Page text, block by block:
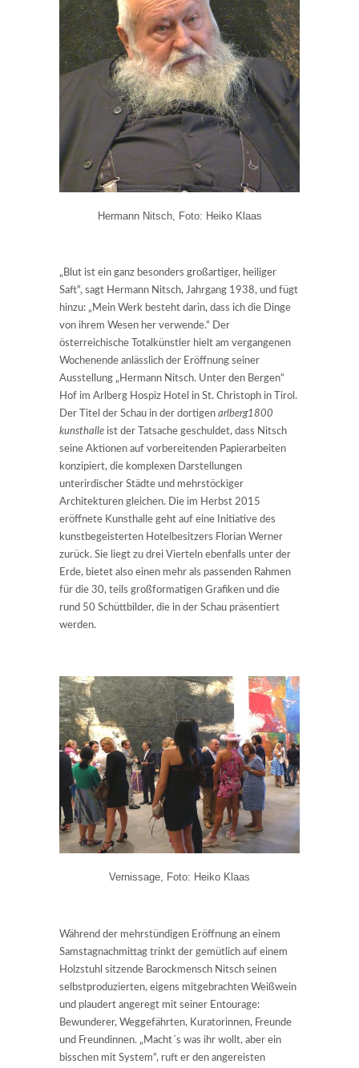
Hermann Nitsch, Foto: Heiko Klaas
„Blut ist ein ganz besonders großartiger, heiliger
Saft“, sagt Hermann Nitsch, Jahrgang 1938, und fügt
hinzu: „Mein Werk besteht darin, dass ich die Dinge
von ihrem Wesen her verwende.“ Der
österreichische Totalkünstler hielt am vergangenen
Wochenende anlässlich der Eröffnung seiner
Ausstellung „Hermann Nitsch. Unter den Bergen“
Hof im Arlberg Hospiz Hotel in St. Christoph in Tirol.
Der Titel der Schau in der dortigen arlberg1800
kunsthalle ist der Tatsache geschuldet, dass Nitsch
seine Aktionen auf vorbereitenden Papierarbeiten
konzipiert, die komplexen Darstellungen
unterirdischer Städte und mehrstöckiger
Architekturen gleichen. Die im Herbst 2015
eröffnete Kunsthalle geht auf eine Initiative des
kunstbegeisterten Hotelbesitzers Florian Werner
zurück. Sie liegt zu drei Vierteln ebenfalls unter der
Erde, bietet also einen mehr als passenden Rahmen
für die 30, teils großformatigen Grafiken und die
rund 50 Schüttbilder, die in der Schau präsentiert
werden.
Vernissage, Foto: Heiko Klaas
Während der mehrstündigen Eröffnung an einem
Samstagnachmittag trinkt der gemütlich auf einem
Holzstuhl sitzende Barockmensch Nitsch seinen
selbstproduzierten, eigens mitgebrachten Weißwein
und plaudert angeregt mit seiner Entourage:
Bewunderer, Weggefährten, Kuratorinnen, Freunde
und Freundinnen. „Macht´s was ihr wollt, aber ein
bisschen mit System“, ruft er den angereisten